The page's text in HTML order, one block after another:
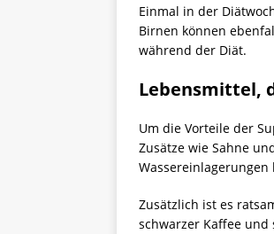
Einmal in der
Birnen können
während der Diät.
Lebensmittel,
Um die Vorteile der
Zusätze wie Sahne
Zusätzlich ist es
schwarzer Kaffee